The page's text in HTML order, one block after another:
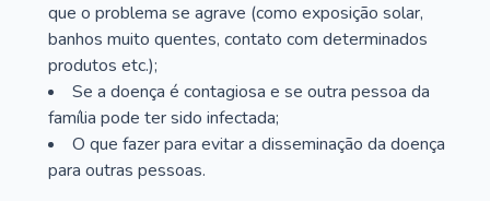
que o problema se agrave (como exposição solar,
banhos muito quentes, contato com determinados
produtos etc.);
Se a doença é contagiosa e se outra pessoa da
família pode ter sido infectada;
O que fazer para evitar a disseminação da doença
para outras pessoas.